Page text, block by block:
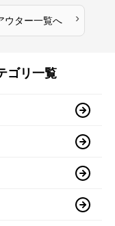
ウター一覧へ ›
ゴリ一覧